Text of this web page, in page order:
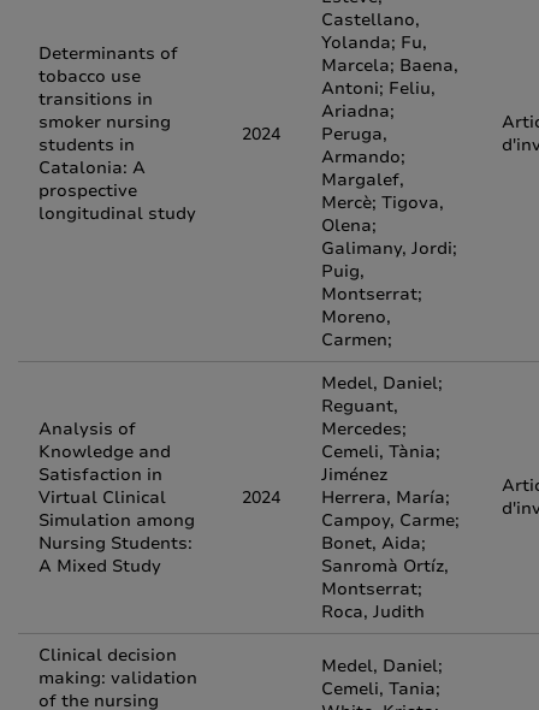
Determinants of
tobacco use
transitions in
smoker nursing
students in
Catalonia: A
prospective
longitudinal study
2024
Castellano,
Yolanda; Fu,
Marcela; Baena,
Antoni; Feliu,
Ariadna;
Peruga,
Armando;
Margalef,
Mercè; Tigova,
Olena;
Galimany, Jordi;
Puig,
Montserrat;
Moreno,
Carmen;
Analysis of
Knowledge and
Satisfaction in
Virtual Clinical
Simulation among
Nursing Students:
A Mixed Study
2024
Medel, Daniel;
Reguant,
Mercedes;
Cemeli, Tània;
Jiménez
Herrera, María;
Campoy, Carme;
Bonet, Aida;
Sanromà Ortíz,
Montserrat;
Roca, Judith
Clinical decision
making: validation
of the nursing
Medel, Daniel;
Cemeli, Tania;